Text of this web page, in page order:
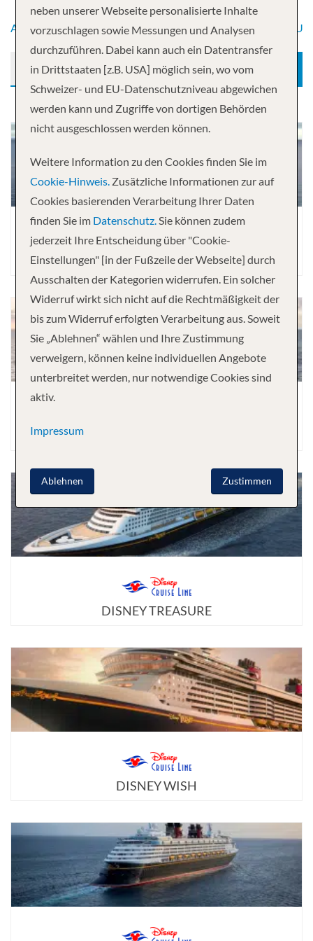
A B C D E F G H I J K L M N O P Q U
SUCHEN
DISNEY FANTASY
DISNEY TREASURE
DISNEY WISH
neben unserer Webseite personalisierte Inhalte
vorzuschlagen sowie Messungen und Analysen
durchzuführen. Dabei kann auch ein Datentransfer
in Drittstaaten [z.B. USA] möglich sein, wo vom
Schweizer- und EU-Datenschutzniveau abgewichen
werden kann und Zugriffe von dortigen Behörden
nicht ausgeschlossen werden können.
Weitere Information zu den Cookies finden Sie im
Cookie-Hinweis. Zusätzliche Informationen zur auf
Cookies basierenden Verarbeitung Ihrer Daten
finden Sie im Datenschutz.Sie können zudem
jederzeit Ihre Entscheidung über "Cookie-
Einstellungen" [in der Fußzeile der Webseite] durch
Ausschalten der Kategorien widerrufen. Ein solcher
Widerruf wirkt sich nicht auf die Rechtmäßigkeit der
bis zum Widerruf erfolgten Verarbeitung aus. Soweit
Sie „Ablehnen“ wählen und Ihre Zustimmung
verweigern, können keine individuellen Angebote
unterbreitet werden, nur notwendige Cookies sind
aktiv.
Impressum
Zustimmen
Ablehnen